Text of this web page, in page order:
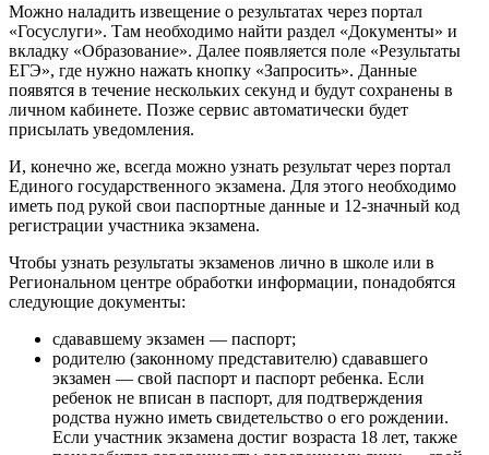
Можно наладить извещение о результатах через портал
«Госуслуги». Там необходимо найти раздел «Документы» и
вкладку «Образование». Далее появляется поле «Результаты
ЕГЭ», где нужно нажать кнопку «Запросить». Данные
появятся в течение нескольких секунд и будут сохранены в
личном кабинете. Позже сервис автоматически будет
присылать уведомления.
И, конечно же, всегда можно узнать результат через портал
Единого государственного экзамена. Для этого необходимо
иметь под рукой свои паспортные данные и 12-значный код
регистрации участника экзамена.
Чтобы узнать результаты экзаменов лично в школе или в
Региональном центре обработки информации, понадобятся
следующие документы:
сдававшему экзамен — паспорт;
родителю (законному представителю) сдававшего
экзамен — свой паспорт и паспорт ребенка. Если
ребенок не вписан в паспорт, для подтверждения
родства нужно иметь свидетельство о его рождении.
Если участник экзамена достиг возраста 18 лет, также